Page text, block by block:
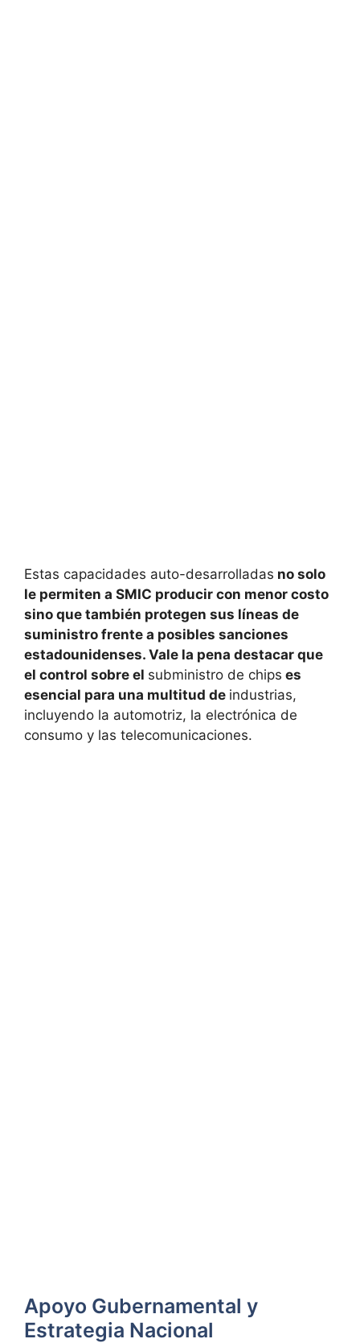
Estas capacidades auto-desarrolladas no solo
le permiten a SMIC producir con menor costo
sino que también protegen sus líneas de
suministro frente a posibles sanciones
estadounidenses. Vale la pena destacar que
el control sobre el subministro de chips es
esencial para una multitud de industrias,
incluyendo la automotriz, la electrónica de
consumo y las telecomunicaciones.
Apoyo Gubernamental y
Estrategia Nacional